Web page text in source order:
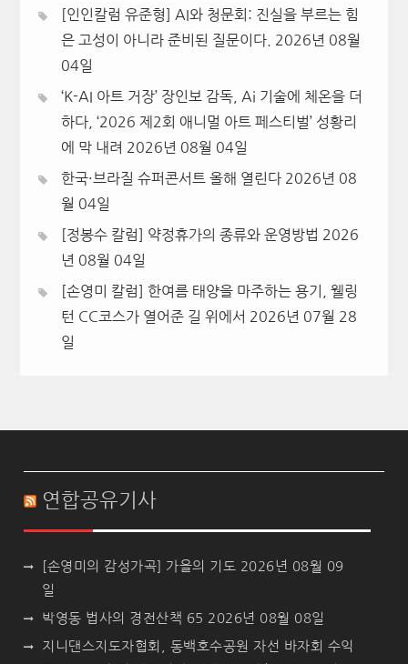
[인인칼럼 유준형] AI와 청문회: 진실을 부르는 힘
은 고성이 아니라 준비된 질문이다.
2026년 08월
04일
‘K-AI 아트 거장’ 장인보 감독, Ai 기술에 체온을 더
하다, ‘2026 제2회 애니멀 아트 페스티벌’ 성황리
에 막 내려 2026년 08월 04일
한국·브라질 슈퍼콘서트 올해 열린다 2026년 08
월 04일
[정봉수 칼럼] 약정휴가의 종류와 운영방법 2026
년 08월 04일
[손영미 칼럼] 한여름 태양을 마주하는 용기, 웰링
턴 CC코스가 열어준 길 위에서 2026년 07월 28
일
연합공유기사
[손영미의 감성가곡] 가을의 기도 2026년 08월 09
일
박영동 법사의 경전산책 65 2026년 08월 08일
지니댄스지도자협회, 동백호수공원 자선 바자회 수익